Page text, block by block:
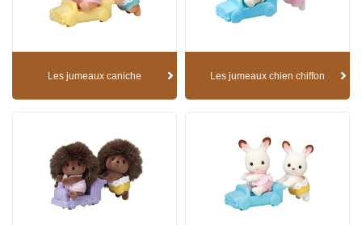
Les jumeaux caniche Les jumeaux chien chiffon